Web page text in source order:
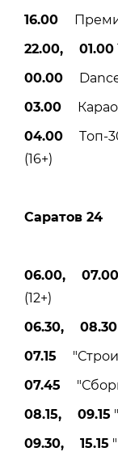
16.00
22.00, 01.00
00.00 Dance
03.00
04.00 Tоп-
(16+)
Саратов 24
06.00,
(12+)
06.30, 08.30
07.15
07.45
08.15, 09.15
09.30, 15.15